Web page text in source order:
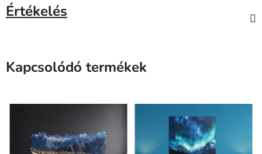
Értékelés
Kapcsolódó termékek